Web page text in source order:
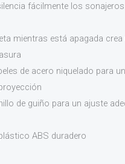
fácilmente los
mientras está apagada
de acero niquelado para
de guiño para un ajuste
ABS duradero